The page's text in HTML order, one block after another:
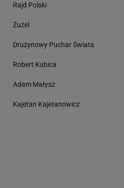
Rajd Polski
Żużel
Drużynowy Puchar Świata
Robert Kubica
Adam Małysz
Kajetan Kajetanowicz